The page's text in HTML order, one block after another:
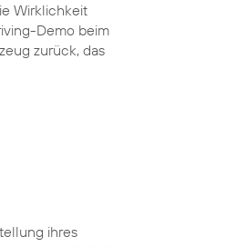
Wirklichkeit
Demo beim
zurück, das
ihres